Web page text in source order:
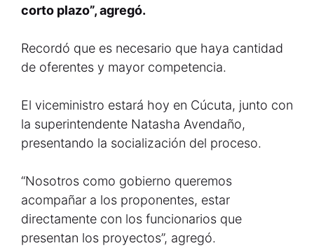
corto plazo”, agregó.
Recordó que es necesario que haya cantidad
de oferentes y mayor competencia.
El viceministro estará hoy en Cúcuta, junto con
la superintendente Natasha Avendaño,
presentando la socialización del proceso.
“Nosotros como gobierno queremos
acompañar a los proponentes, estar
directamente con los funcionarios que
presentan los proyectos”, agregó.